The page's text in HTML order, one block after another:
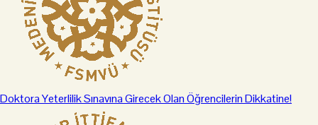
Doktora Yeterlilik Sınavına Girecek Olan Öğrencilerin Dikkatine!